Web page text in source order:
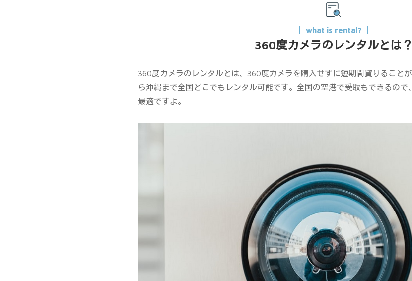
what is rental?
360度カメラのレンタルとは？
360度カメラのレンタルとは、360度カメラを購入せずに短期間貸りること
ら沖縄まで全国どこでもレンタル可能です。全国の空港で受取もできるの
最適ですよ。